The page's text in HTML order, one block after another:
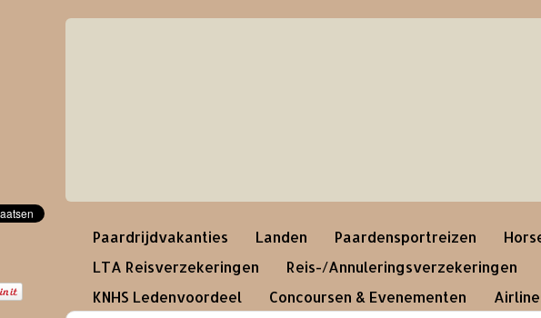
Paardrijdvakanties Landen Paardensportreizen
LTA Reisverzekeringen
Reis-/Annuleringsverzekeringen
KNHS Ledenvoordeel
Concoursen & Evenementen